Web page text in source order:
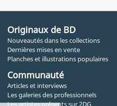
Originaux de BD
Nouveautés dans les collections
Dernières mises en vente
Planches et illustrations populaires
Communauté
Articles et interviews
Les galeries des professionnels
Les artistes présents sur 2DG